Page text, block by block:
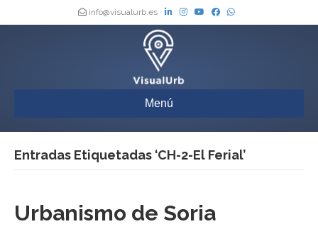
info@visualurb.es
Menú
Entradas Etiquetadas ‘CH-2-El Ferial’
Urbanismo de Soria